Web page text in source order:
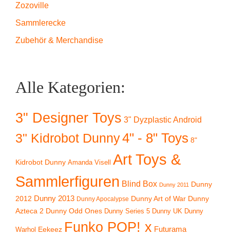
Zozoville
Sammlerecke
Zubehör & Merchandise
Alle Kategorien:
3" Designer Toys 3" Dyzplastic Android
3" Kidrobot Dunny4" - 8" Toys 8"
Kidrobot Dunny Amanda Visell
Art Toys &
Sammlerfiguren Blind Box Dunny 2011 Dunny
2012 Dunny 2013 Dunny Apocalypse Dunny Art of War Dunny
Azteca 2 Dunny Odd Ones Dunny Series 5 Dunny UK Dunny
Warhol Eekeez Funko POP! x Futurama